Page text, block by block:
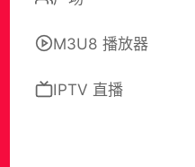
M3U8 播放器
IPTV 直播